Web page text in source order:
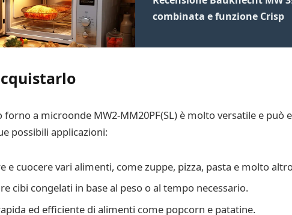
combinata e funzione Crisp
forno a microonde MW2-MM20PF(SL) è molto versatile e può
possibili applicazioni:
e cuocere vari alimenti, come zuppe, pizza, pasta e molto
cibi congelati in base al peso o al tempo necessario.
ed efficiente di alimenti come popcorn e patatine.